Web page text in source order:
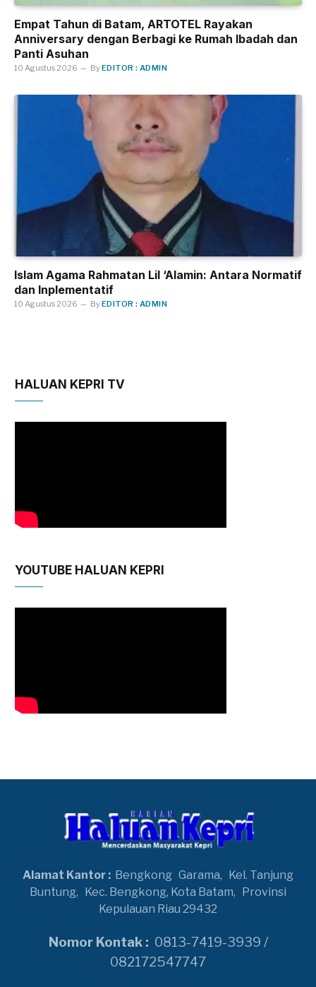
Empat Tahun di Batam, ARTOTEL Rayakan
Anniversary dengan Berbagi ke Rumah Ibadah dan
Panti Asuhan
10 Agustus 2026 ByEDITOR : ADMIN
Islam Agama Rahmatan Lil ‘Alamin: Antara Normatif
dan Inplementatif
10 Agustus 2026 ByEDITOR : ADMIN
HALUAN KEPRI TV
YOUTUBE HALUAN KEPRI
Alamat Kantor : Bengkong Garama, Kel. Tanjung
Buntung, Kec. Bengkong, Kota Batam, Provinsi
Kepulauan Riau 29432
Nomor Kontak : 0813-7419-3939 /
082172547747